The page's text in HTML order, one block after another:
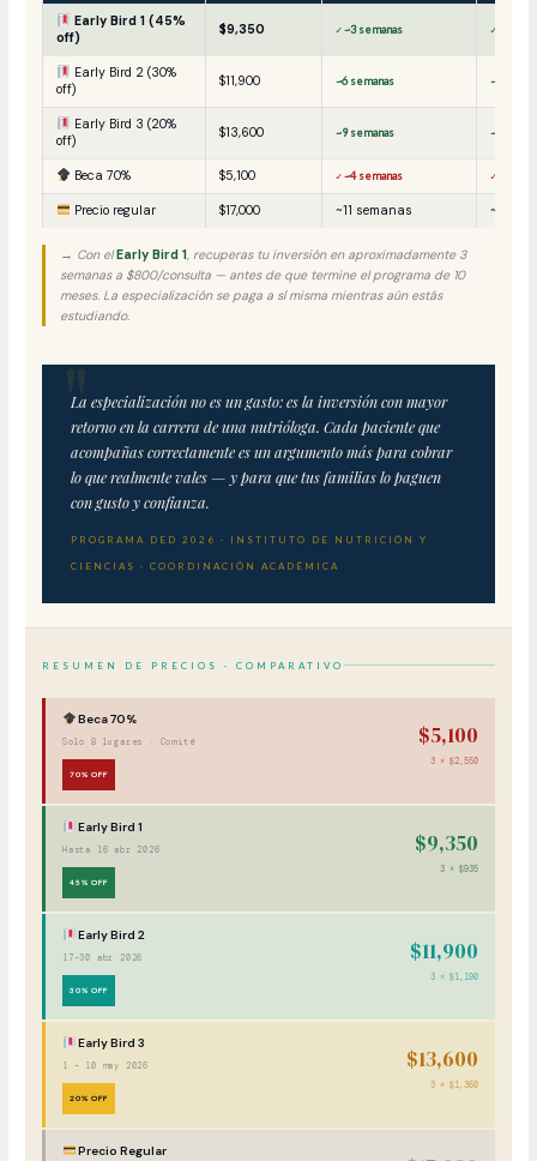
Early Bird 1 (45%
off)
$9,350 ✓ ~3 semanas ✓ ~2
Early Bird 2 (30%
off)
$11,900 ~6 semanas ~5
Early Bird 3 (20%
off)
$13,600 ~9 semanas ~6
Beca 70% $5,100 ✓ ~4 semanas ✓ ~3
Precio regular $17,000 ~11 semanas ~8
→ Con elEarly Bird 1, recuperas tu inversión en aproximadamente 3
semanas a $800/consulta — antes de que termine el programa de 10
meses. La especialización se paga a sí misma mientras aún estás
estudiando.
La especialización no es un gasto: es la inversión con mayor
retorno en la carrera de una nutrióloga. Cada paciente que
acompañas correctamente es un argumento más para cobrar
lo que realmente vales — y para que tus familias lo paguen
con gusto y confianza.
PROGRAMA DED 2026 · INSTITUTO DE NUTRICIÓN Y
CIENCIAS · COORDINACIÓN ACADÉMICA
RESUMEN DE PRECIOS · COMPARATIVO
Beca 70%
Solo 8 lugares · Comité
70% OFF
$5,100
3 × $2,550
Early Bird 1
Hasta 16 abr 2026
45% OFF
$9,350
3 × $935
Early Bird 2
17–30 abr 2026
30% OFF
$11,900
3 × $1,190
Early Bird 3
1 – 10 may 2026
20% OFF
$13,600
3 × $1,360
Precio Regular